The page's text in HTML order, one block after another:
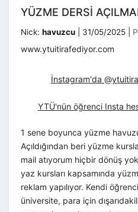
YÜZME DERSİ
Nick: havuzcu 31/05/2025
www.ytuitirafediyor.com
İnstagram'da
YTÜ'nün öğrenci Insta
1 sene boyunca yüzme
Açıldığından beri yüzme
mail atıyorum hiçbir dönüş
yaz kursları kapsamında
reklam yapılıyor. Kendi
üniversite, para için